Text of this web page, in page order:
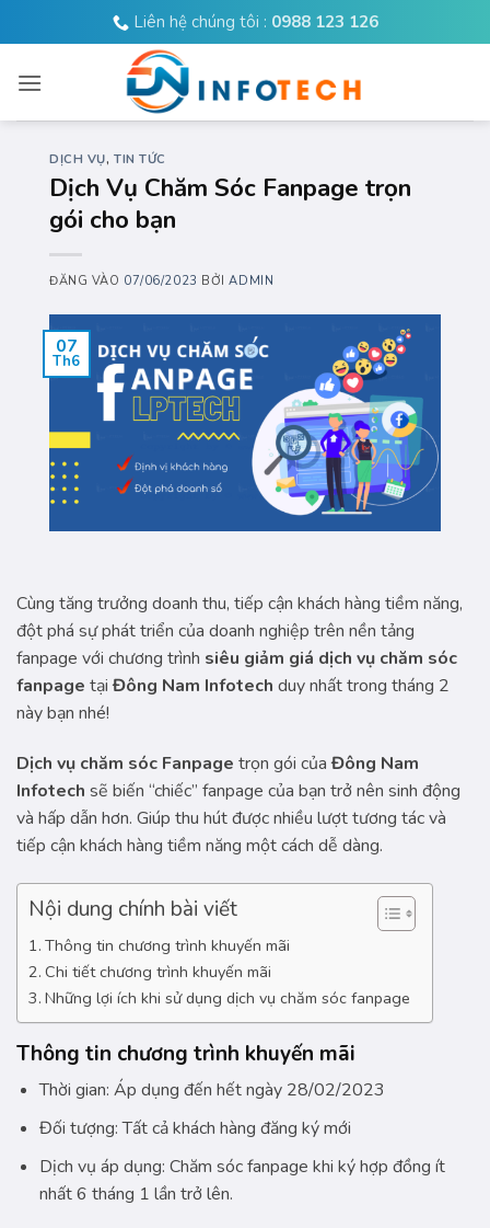
qua
dung
Liên hệ chúng tôi : 0988 123 126
DỊCH VỤ,TIN TỨC
Dịch Vụ Chăm Sóc Fanpage trọn
gói cho bạn
ĐĂNG VÀO 07/06/2023 BỞIADMIN
07
Th6
Cùng tăng trưởng doanh thu, tiếp cận khách hàng tiềm năng,
đột phá sự phát triển của doanh nghiệp trên nền tảng
fanpage với chương trình siêu giảm giá dịch vụ chăm sóc
fanpage tạiĐông Nam Infotech duy nhất trong tháng 2
này bạn nhé!
Dịch vụ chăm sóc Fanpage trọn gói củaĐông Nam
Infotech sẽ biến “chiếc” fanpage của bạn trở nên sinh động
và hấp dẫn hơn. Giúp thu hút được nhiều lượt tương tác và
tiếp cận khách hàng tiềm năng một cách dễ dàng.
Nội dung chính bài viết
Thông tin chương trình khuyến mãi
Chi tiết chương trình khuyến mãi
Những lợi ích khi sử dụng dịch vụ chăm sóc fanpage
Thông tin chương trình khuyến mãi
Thời gian: Áp dụng đến hết ngày 28/02/2023
Đối tượng: Tất cả khách hàng đăng ký mới
Dịch vụ áp dụng: Chăm sóc fanpage khi ký hợp đồng ít
nhất 6 tháng 1 lần trở lên.